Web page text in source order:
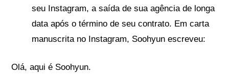
seu Instagram, a saída de sua agência de longa
data após o término de seu contrato. Em carta
manuscrita no Instagram, Soohyun escreveu:
Olá, aqui é Soohyun.